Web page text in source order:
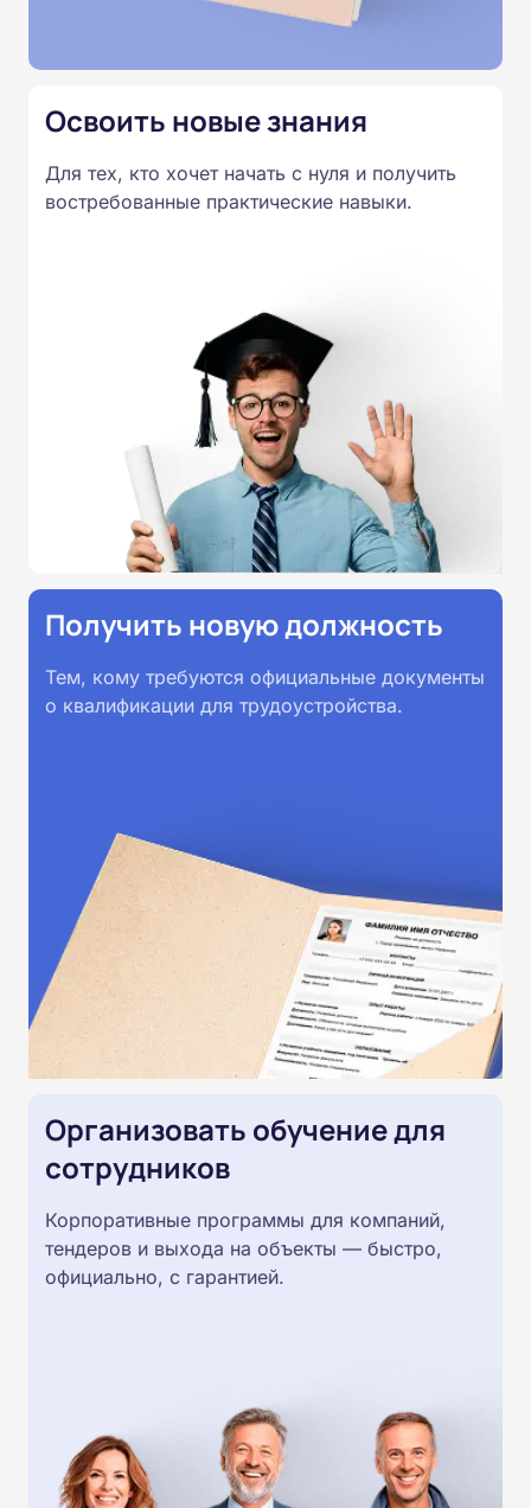
Освоить новые знания
Для тех, кто хочет начать с нуля и получить
востребованные практические навыки.
Получить новую должность
Тем, кому требуются официальные документы
о квалификации для трудоустройства.
Организовать обучение для
сотрудников
Корпоративные программы для компаний,
тендеров и выхода на объекты — быстро,
официально, с гарантией.